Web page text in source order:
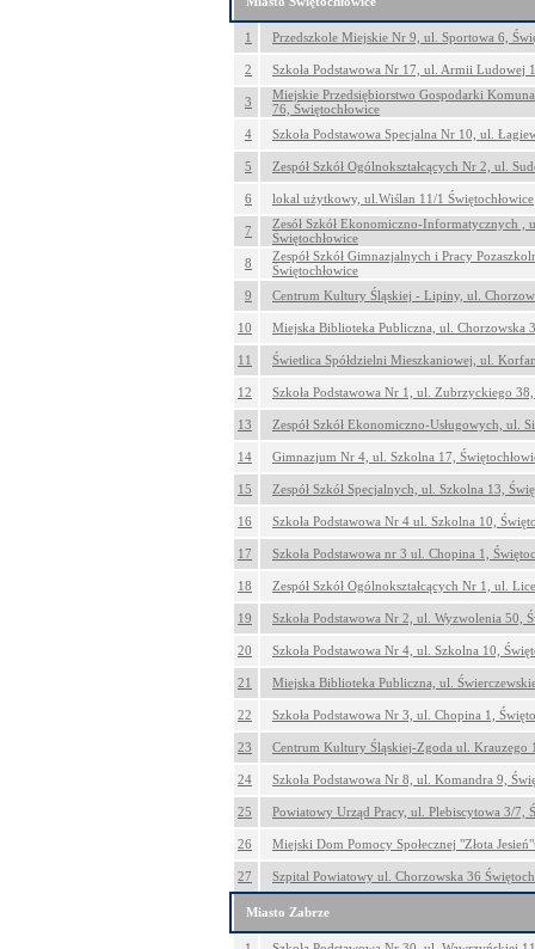
1 Przedszkole Miejskie Nr 9, ul. Sportowa 6,
2 Szkoła Podstawowa Nr 17, ul. Armii Ludowej
3
Miejskie Przedsiębiorstwo Gospodarki
76, Świętochłowice
4
Szkoła Podstawowa Specjalna Nr 10, ul.
5 Zespół Szkół Ogólnokształcących Nr 2, ul.
6 lokal użytkowy, ul.Wiślan 11/1 Świętochłowice
7
Zesół Szkół Ekonomiczno-Informatycznych ,
Świętochłowice
8
Zespół Szkół Gimnazjalnych i Pracy
Świętochłowice
9
Centrum Kultury Śląskiej - Lipiny, ul.
10 Miejska Biblioteka Publiczna, ul. Chorzowska
11 Świetlica Spółdzielni Mieszkaniowej, ul.
12 Szkoła Podstawowa Nr 1, ul. Zubrzyckiego
13 Zespół Szkół Ekonomiczno-Usługowych, ul.
14 Gimnazjum Nr 4, ul. Szkolna 17,
15 Zespół Szkół Specjalnych, ul. Szkolna 13,
16 Szkoła Podstawowa Nr 4 ul. Szkolna 10,
17 Szkoła Podstawowa nr 3 ul. Chopina 1,
18 Zespół Szkół Ogólnokształcących Nr 1, ul.
19 Szkoła Podstawowa Nr 2, ul. Wyzwolenia 50,
20 Szkoła Podstawowa Nr 4, ul. Szkolna 10,
21 Miejska Biblioteka Publiczna, ul.
22 Szkoła Podstawowa Nr 3, ul. Chopina 1,
23 Centrum Kultury Śląskiej-Zgoda ul. Krauzego
24 Szkoła Podstawowa Nr 8, ul. Komandra 9,
25 Powiatowy Urząd Pracy, ul. Plebiscytowa 3/7,
26 Miejski Dom Pomocy Społecznej "Złota
27 Szpital Powiatowy ul. Chorzowska 36
Miasto Zabrze